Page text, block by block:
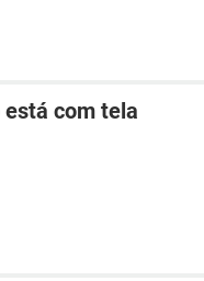
está com tela